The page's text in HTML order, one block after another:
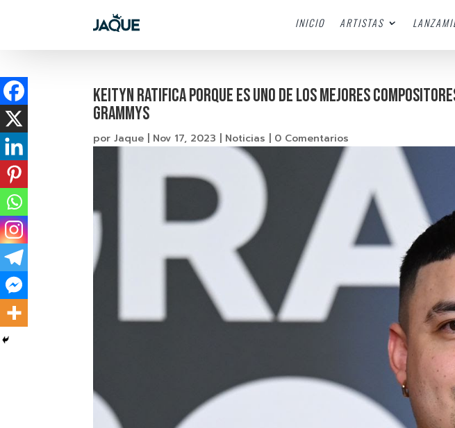
INICIO ARTISTAS
Keityn ratifica porque es uno de los mejores
Grammys
porJaque | Nov 17, 2023 | Noticias | 0 Comentarios